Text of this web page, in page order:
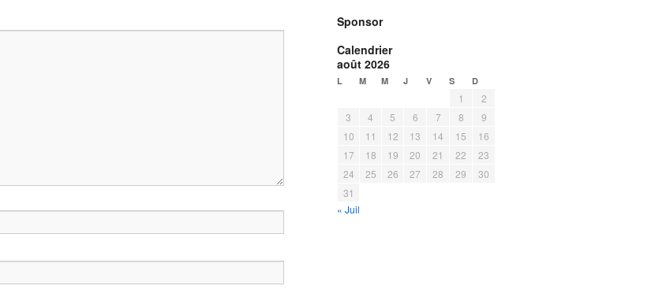
Sponsor
Calendrier
août 2026
L M M J V S D
1
2
3
4 5 6 7 8
9
10
11 12 13 14 15
16
17
18 19 20 21 22
23
24
25 26 27 28 29
30
31
« Juil